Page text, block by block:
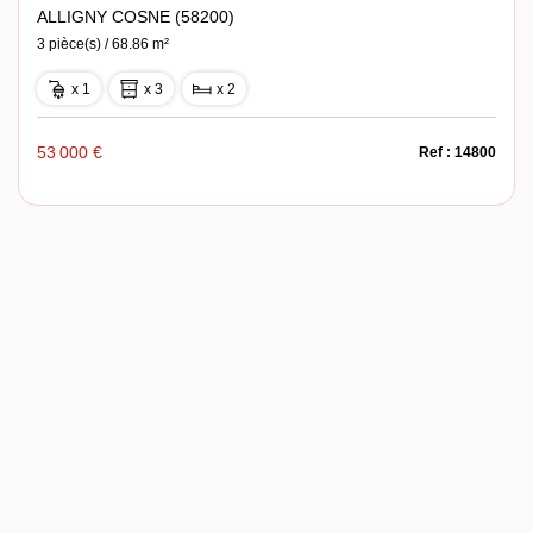
ALLIGNY COSNE (58200)
3 pièce(s) / 68.86 m²
x 1 x 3 x 2
53 000 € Ref : 14800